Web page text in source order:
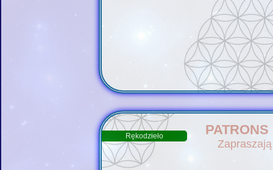
Rękodzieło